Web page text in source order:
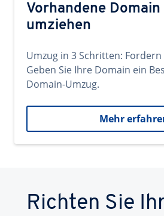
Vorhandene Domain
umziehen
Umzug in 3 Schritten: Fordern
Geben Sie Ihre Domain ein
Domain-Umzug.
Mehr
Richten Sie